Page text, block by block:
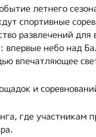
летнего
спортивные
развлечений для
впервые небо над
впечатляющее
и
где участникам